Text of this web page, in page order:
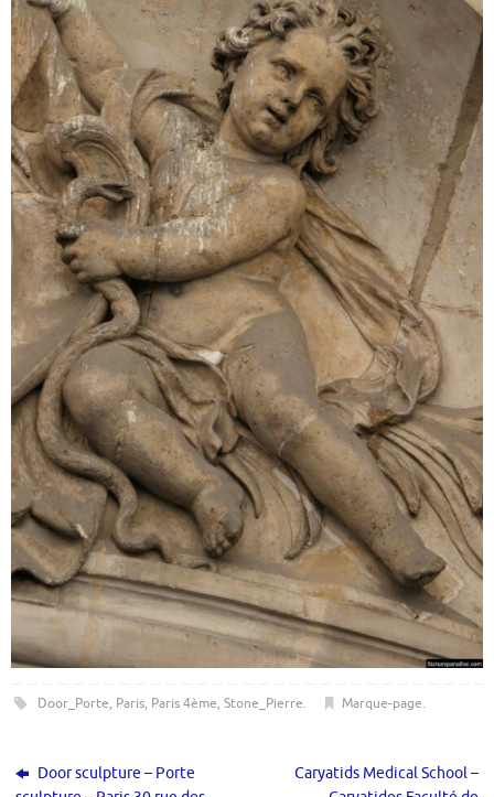
Door_Porte, Paris, Paris 4ème, Stone_Pierre. Marque-page.
Door sculpture – Porte
Caryatids Medical School –